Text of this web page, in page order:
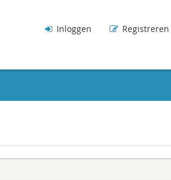
Inloggen Registreren